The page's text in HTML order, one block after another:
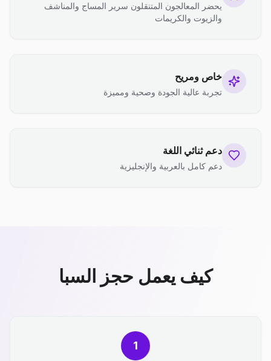
يحضر المعالجون المتنقلون سرير المساج والمناشف
والزيوت والكريمات
خاص ومريح
تجربة عالية الجودة وصحية ومميزة
دعم ثنائي اللغة
دعم كامل بالعربية والإنجليزية
كيف يعمل حجز السبا
1